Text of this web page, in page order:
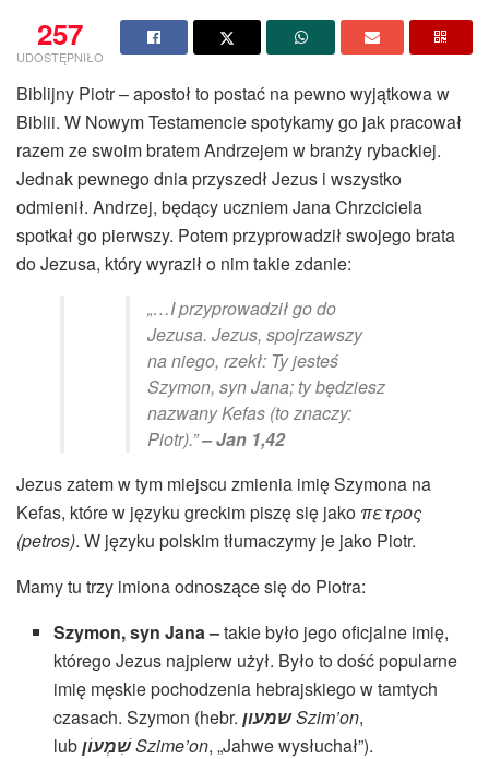
257
UDOSTĘPNIŁO
Biblijny Piotr – apostoł to postać na pewno wyjątkowa w
Biblii. W Nowym Testamencie spotykamy go jak pracował
razem ze swoim bratem Andrzejem w branży rybackiej.
Jednak pewnego dnia przyszedł Jezus i wszystko
odmienił. Andrzej, będący uczniem Jana Chrzciciela
spotkał go pierwszy. Potem przyprowadził swojego brata
do Jezusa, który wyraził o nim takie zdanie:
„…I przyprowadził go do
Jezusa. Jezus, spojrzawszy
na niego, rzekł: Ty jesteś
Szymon, syn Jana; ty będziesz
nazwany Kefas (to znaczy:
Piotr).”– Jan 1,42
Jezus zatem w tym miejscu zmienia imię Szymona na
Kefas, które w języku greckim piszę się jako πετρος
(petros). W języku polskim tłumaczymy je jako Piotr.
Mamy tu trzy imiona odnoszące się do Piotra:
Szymon, syn Jana –takie było jego oficjalne imię,
którego Jezus najpierw użył. Było to dość popularne
imię męskie pochodzenia hebrajskiego w tamtych
czasach. Szymon (hebr.שמעוןSzim’on,
lubשִׁמְעוֹןSzime’on, „Jahwe wysłuchał”).